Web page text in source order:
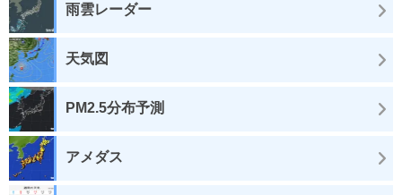
雨雲レーダー
天気図
PM2.5分布予測
アメダス